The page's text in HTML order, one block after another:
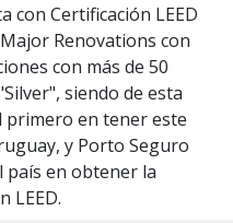
con Certificación LEED
Renovations con
con más de 50
siendo de esta
primero en tener este
y Porto Seguro
país en obtener la
LEED.